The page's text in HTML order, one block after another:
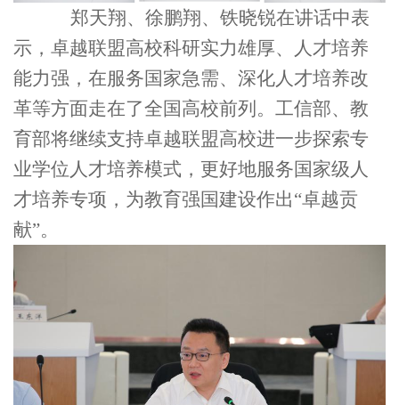
郑天翔、徐鹏翔、铁晓锐在讲话中表
示，卓越联盟高校科研实力雄厚、人才培养
能力强，在服务国家急需、深化人才培养改
革等方面走在了全国高校前列。工信部、教
育部将继续支持卓越联盟高校进一步探索专
业学位人才培养模式，更好地服务国家级人
才培养专项，为教育强国建设作出“卓越贡
献”。